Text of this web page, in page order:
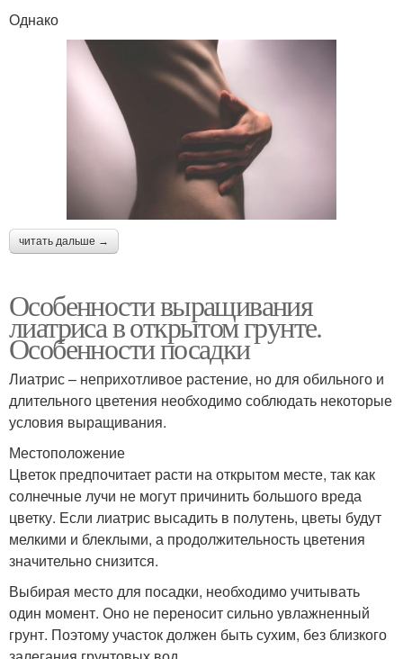
Однако
читать дальше →
Особенности выращивания
лиатриса в открытом грунте.
Особенности посадки
Лиатрис – неприхотливое растение, но для обильного и
длительного цветения необходимо соблюдать некоторые
условия выращивания.
Местоположение
Цветок предпочитает расти на открытом месте, так как
солнечные лучи не могут причинить большого вреда
цветку. Если лиатрис высадить в полутень, цветы будут
мелкими и блеклыми, а продолжительность цветения
значительно снизится.
Выбирая место для посадки, необходимо учитывать
один момент. Оно не переносит сильно увлажненный
грунт. Поэтому участок должен быть сухим, без близкого